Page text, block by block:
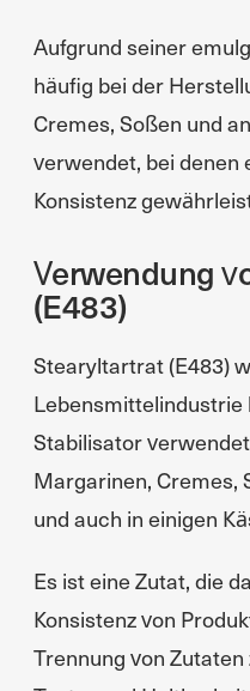
Aufgrund seiner
häufig bei der
Cremes, Soßen und
verwendet, bei denen
Konsistenz
Verwendung
(E483)
Stearyltartrat (E483)
Lebensmittelindustrie
Stabilisator
Margarinen, Cremes,
und auch in einigen
Es ist eine Zutat, die
Konsistenz von
Trennung von